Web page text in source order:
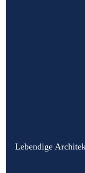
Lebendige